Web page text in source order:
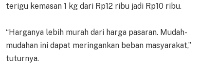
terigu kemasan 1 kg dari Rp12 ribu jadi Rp10 ribu.
“Harganya lebih murah dari harga pasaran. Mudah-
mudahan ini dapat meringankan beban masyarakat,”
tuturnya.